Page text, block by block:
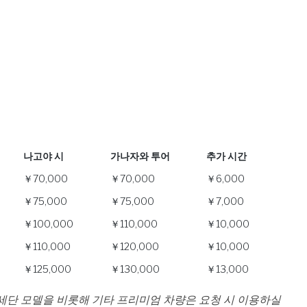
나고야 시 가나자와 투어
추가 시간
나고야 시
가나자와 투어 추가 시간
￥70,000 ￥70,000
￥6,000
￥75,000
￥75,000
￥7,000
￥100,000
￥110,000
￥10,000
￥110,000
￥120,000
￥10,000
￥125,000
￥130,000 ￥13,000
모델을 비롯해 기타 프리미엄 차량은 요청 시 이용하실